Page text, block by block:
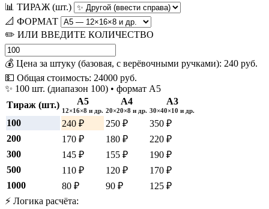
📊 ТИРАЖ (шт.)
📐 ФОРМАТ
✏️ ИЛИ ВВЕДИТЕ КОЛИЧЕСТВО
💰 Цена за штуку (базовая, с верёвочными ручками): 240 руб.
💵 Общая стоимость: 24000 руб.
✨ 100 шт. (диапазон 100) • формат А5
Тираж (шт.)
А5
12×16×8 и др.
А4
20×20×8 и др.
А3
30×40×10 и др.
100 240 ₽ 250 ₽
350 ₽
200
170 ₽ 180 ₽
220 ₽
300
145 ₽ 155 ₽
190 ₽
500
110 ₽ 120 ₽
170 ₽
1000
80 ₽ 90 ₽
125 ₽
⚡ Логика расчёта: